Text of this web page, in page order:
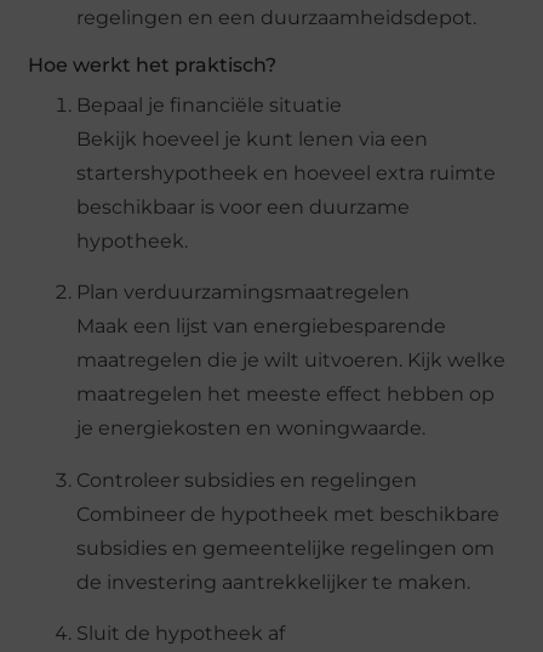
regelingen en een duurzaamheidsdepot.
Hoe werkt het praktisch?
Bepaal je financiële situatie
Bekijk hoeveel je kunt lenen via een
startershypotheek en hoeveel extra ruimte
beschikbaar is voor een duurzame
hypotheek.
Plan verduurzamingsmaatregelen
Maak een lijst van energiebesparende
maatregelen die je wilt uitvoeren. Kijk welke
maatregelen het meeste effect hebben op
je energiekosten en woningwaarde.
Controleer subsidies en regelingen
Combineer de hypotheek met beschikbare
subsidies en gemeentelijke regelingen om
de investering aantrekkelijker te maken.
Sluit de hypotheek af